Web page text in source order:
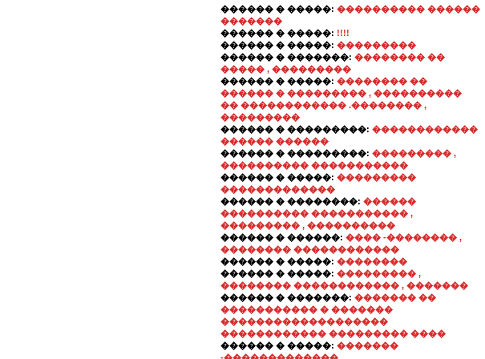
������ � �����: ���������� ������
�������
������ � �����: !!!!
������ � �����: ���������
������ � �������: �������� ��
����� , ���������
������ � �����: �������� ��
������ � ��������� , ����������
�� ������������ .�������� ,
���������
������ � ���������: ������������
������ ������
������ � ���������: ��������� ,
���������� �����������
������ � �����: ���������
�������������
������ � ��������: ������
���������� ����������� ,
��������� , ����������
������ � ������: ���� -�������� ,
�������� ������������
������ � �����: ��������
������ � �����: ��������� ,
�������� ������������ , �������
������ � �������: ������� ��
����������� � �������
�������������������
������������ ��������� ����
������ � �����: �������